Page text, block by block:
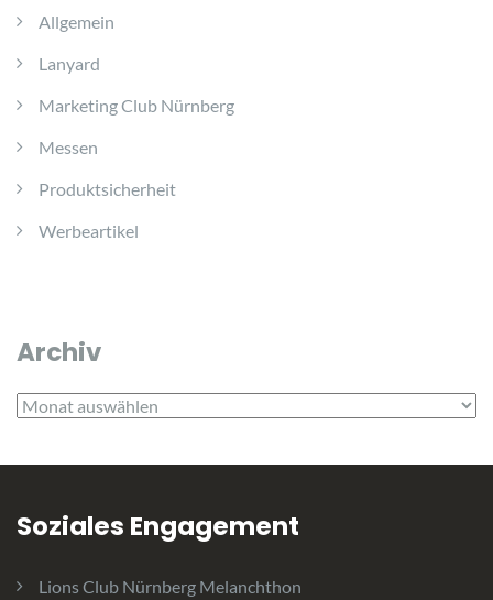
Allgemein
Lanyard
Marketing Club Nürnberg
Messen
Produktsicherheit
Werbeartikel
Archiv
Archiv
Soziales Engagement
Lions Club Nürnberg Melanchthon